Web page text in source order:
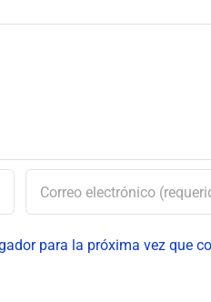
para la próxima vez que